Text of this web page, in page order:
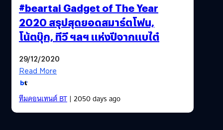
#beartai Gadget of The Year
2020 สรุปสุดยอดสมาร์ตโฟน,
โน้ตบุ๊ก, ทีวี ฯลฯ แห่งปีจากแบไต๋
29/12/2020
Read More
ทีมคอนเทนต์ BT| 2050 days ago